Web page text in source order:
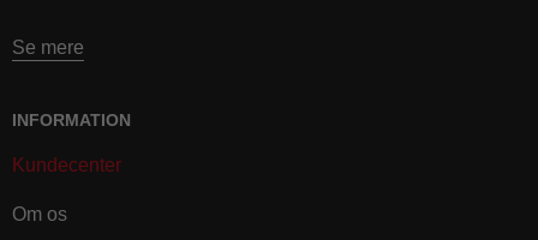
Se mere
INFORMATION
Kundecenter
Om os